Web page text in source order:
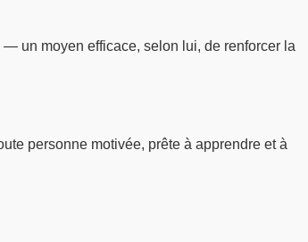
un moyen efficace, selon lui, de renforcer la
personne motivée, prête à apprendre et à